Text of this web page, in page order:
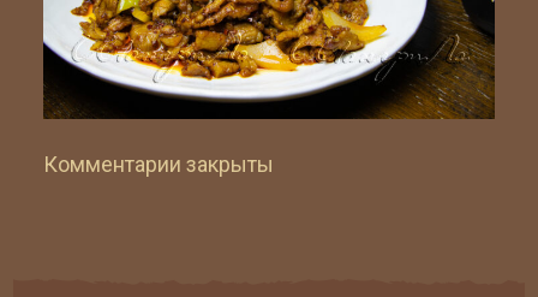
Комментарии закрыты